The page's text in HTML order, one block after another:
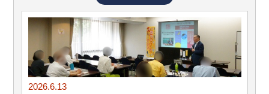
2026.6.13